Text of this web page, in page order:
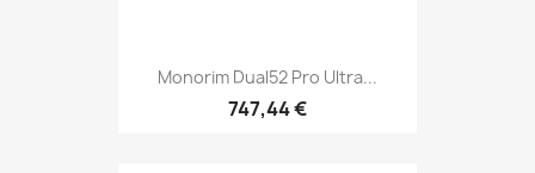
Monorim Dual52 Pro Ultra...
747,44 €